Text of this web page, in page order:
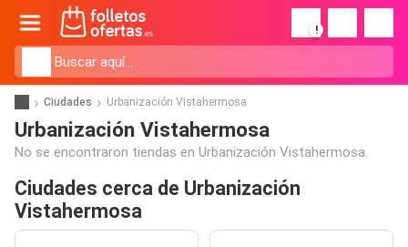
!
Ciudades Urbanización Vistahermosa
Urbanización Vistahermosa
No se encontraron tiendas en Urbanización Vistahermosa.
Ciudades cerca de Urbanización
Vistahermosa